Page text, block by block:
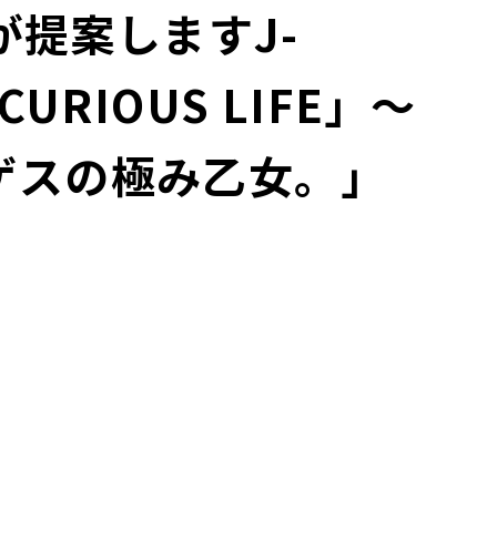
提案しますJ-
LIFE」～
の極み乙女。」